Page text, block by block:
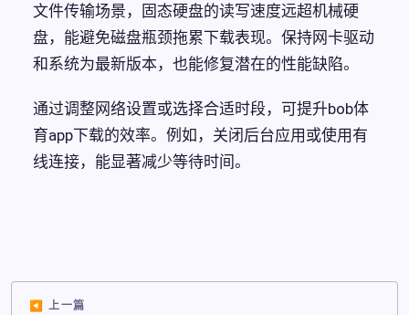
文件传输场景，固态硬盘的读写速度远超机械硬
盘，能避免磁盘瓶颈拖累下载表现。保持网卡驱动
和系统为最新版本，也能修复潜在的性能缺陷。
通过调整网络设置或选择合适时段，可提升bob体
育app下载的效率。例如，关闭后台应用或使用有
线连接，能显著减少等待时间。
上一篇